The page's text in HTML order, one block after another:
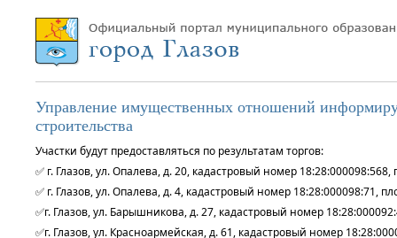
Управление имущественных отношений
строительства
Участки будут предоставляться по результатам торгов:
✅ г. Глазов, ул. Опалева, д. 20, кадастровый номер
✅ г. Глазов, ул. Опалева, д. 4, кадастровый номер 18:28:000098:71,
✅г. Глазов, ул. Барышникова, д. 27, кадастровый номер
✅г. Глазов, ул. Красноармейская, д. 61, кадастровый номер